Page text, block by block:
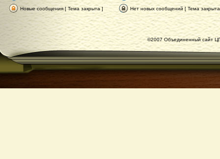
Новые сообщения [ Тема закрыта ] Нет новых сообщений [ Тема
©2007 Объединенный сайт